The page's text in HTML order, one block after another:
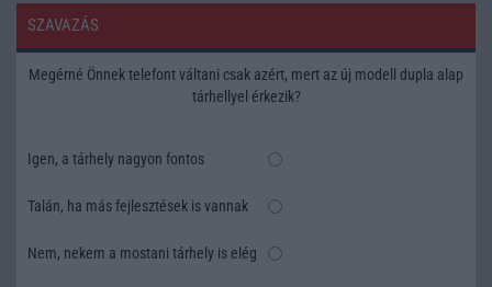
SZAVAZÁS
Megérné Önnek telefont váltani csak azért, mert az új modell dupla alap
tárhellyel érkezik?
Igen, a tárhely nagyon fontos
Talán, ha más fejlesztések is vannak
Nem, nekem a mostani tárhely is elég